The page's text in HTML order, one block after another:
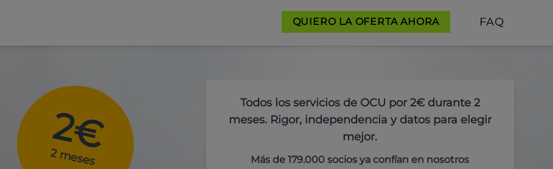
QUIERO LA OFERTA AHORA FAQ
2€
2 meses
Todos los servicios de OCU por 2€ durante 2
meses. Rigor, independencia y datos para elegir
mejor.
Más de 179.000 socios ya confían en nosotros